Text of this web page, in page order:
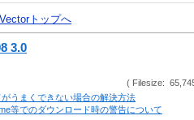
Vectorトップへ
3.0
( Filesize:
うまくできない場合の解決方法
等でのダウンロード時の警告について